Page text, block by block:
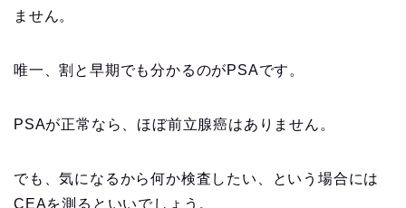
ません。
唯一、割と早期でも分かるのがPSAです。
PSAが正常なら、ほぼ前立腺癌はありません。
でも、気になるから何か検査したい、という場合には
CEAを測るといいでしょう。